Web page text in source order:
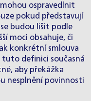
ospravedlnit
pokud představují
budou lišit podle
moci obsahuje, či
konkrétní smlouva
tuto definici současná
aby překážka
nesplnění povinnosti